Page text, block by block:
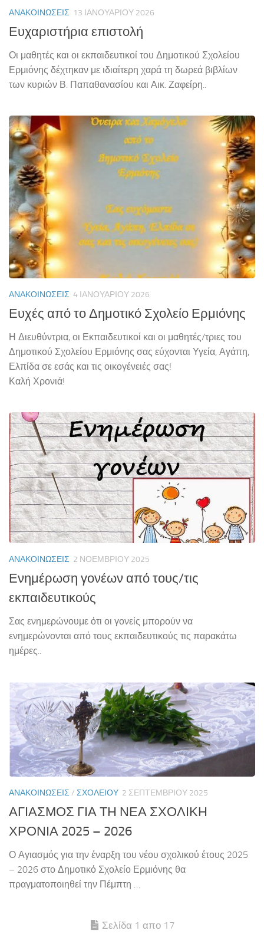
ΑΝΑΚΟΙΝΏΣΕΙΣ 13 ΙΑΝΟΥΑΡΊΟΥ 2026
Ευχαριστήρια επιστολή
Οι μαθητές και οι εκπαιδευτικοί του Δημοτικού Σχολείου
Ερμιόνης δέχτηκαν με ιδιαίτερη χαρά τη δωρεά βιβλίων
των κυριών Β. Παπαθανασίου και Αικ. Ζαφείρη..
ΑΝΑΚΟΙΝΏΣΕΙΣ 4 ΙΑΝΟΥΑΡΊΟΥ 2026
Ευχές από το Δημοτικό Σχολείο Ερμιόνης
Η Διευθύντρια, οι Εκπαιδευτικοί και οι μαθητές/τριες του
Δημοτικού Σχολείου Ερμιόνης σας εύχονται Υγεία, Αγάπη,
Ελπίδα σε εσάς και τις οικογένειές σας!
Καλή Χρονιά!
ΑΝΑΚΟΙΝΏΣΕΙΣ 2 ΝΟΕΜΒΡΊΟΥ 2025
Ενημέρωση γονέων από τους/τις
εκπαιδευτικούς
Σας ενημερώνουμε ότι οι γονείς μπορούν να
ενημερώνονται από τους εκπαιδευτικούς τις παρακάτω
ημέρες..
ΑΝΑΚΟΙΝΏΣΕΙΣ / ΣΧΟΛΕΊΟΥ 2 ΣΕΠΤΕΜΒΡΊΟΥ 2025
ΑΓΙΑΣΜΟΣ ΓΙΑ ΤΗ ΝΕΑ ΣΧΟΛΙΚΗ
ΧΡΟΝΙΑ 2025 – 2026
Ο Αγιασμός για την έναρξη του νέου σχολικού έτους 2025
– 2026 στο Δημοτικό Σχολείο Ερμιόνης θα
πραγματοποιηθεί την Πέμπτη …
Σελίδα 1 απο 17